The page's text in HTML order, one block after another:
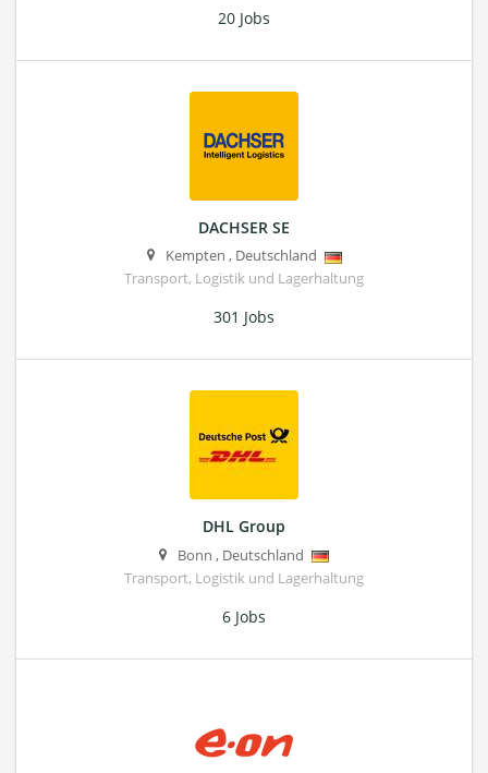
20 Jobs
DACHSER SE
Kempten , Deutschland
Transport, Logistik und Lagerhaltung
301 Jobs
DHL Group
Bonn , Deutschland
Transport, Logistik und Lagerhaltung
6 Jobs